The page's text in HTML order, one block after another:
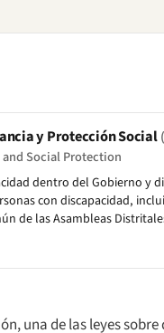
y Protección Social
Social Protection
dentro del Gobierno y
con discapacidad,
de las Asambleas
una de las leyes